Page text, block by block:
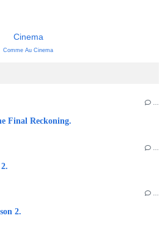
…
Final Reckoning.
2.
Cinema
Comme Au Cinema